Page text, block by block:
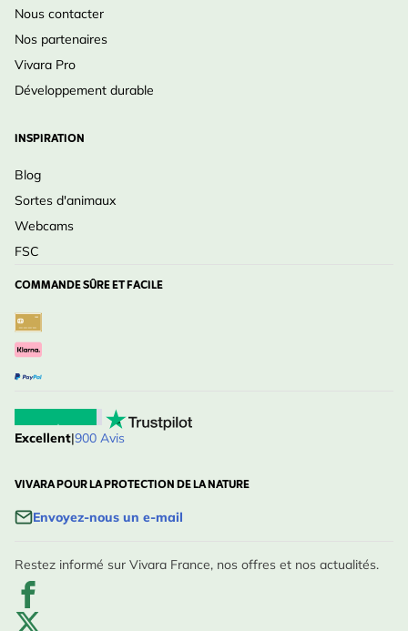
Nous contacter
Nos partenaires
Vivara Pro
Développement durable
INSPIRATION
Blog
Sortes d'animaux
Webcams
FSC
COMMANDE SÛRE ET FACILE
Excellent|900 Avis
VIVARA POUR LA PROTECTION DE LA NATURE
Envoyez-nous un e-mail
Restez informé sur Vivara France, nos offres et nos actualités.